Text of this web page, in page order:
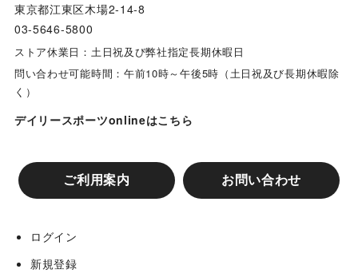
東京都江東区木場2-14-8
03-5646-5800
ストア休業日：土日祝及び弊社指定長期休暇日
問い合わせ可能時間：午前10時～午後5時（土日祝及び長期休暇除
く）
デイリースポーツonlineはこちら
ご利用案内 お問い合わせ
ログイン
新規登録